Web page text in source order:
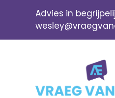
Advies in